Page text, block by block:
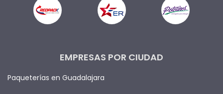
EMPRESAS POR CIUDAD
Paqueterías en Guadalajara